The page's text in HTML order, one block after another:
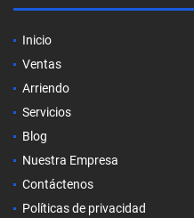
Inicio
Ventas
Arriendo
Servicios
Blog
Nuestra Empresa
Contáctenos
Políticas de privacidad